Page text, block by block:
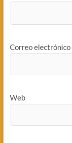
Correo electrónico
Web